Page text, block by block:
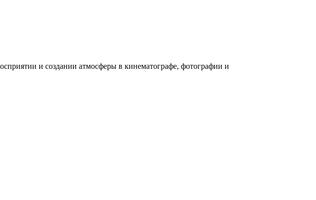
и создании атмосферы в кинематографе, фотографии и